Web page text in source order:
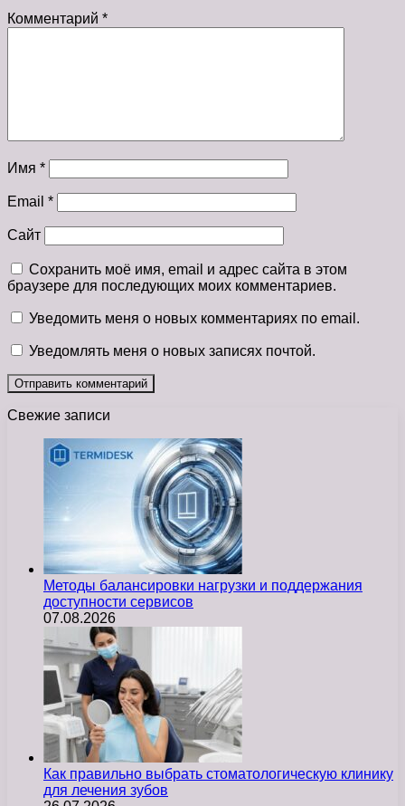
Комментарий *
Имя *
Email *
Сайт
Сохранить моё имя, email и адрес сайта в этом
браузере для последующих моих комментариев.
Уведомить меня о новых комментариях по email.
Уведомлять меня о новых записях почтой.
Свежие записи
Методы балансировки нагрузки и поддержания
доступности сервисов
07.08.2026
Как правильно выбрать стоматологическую клинику
для лечения зубов